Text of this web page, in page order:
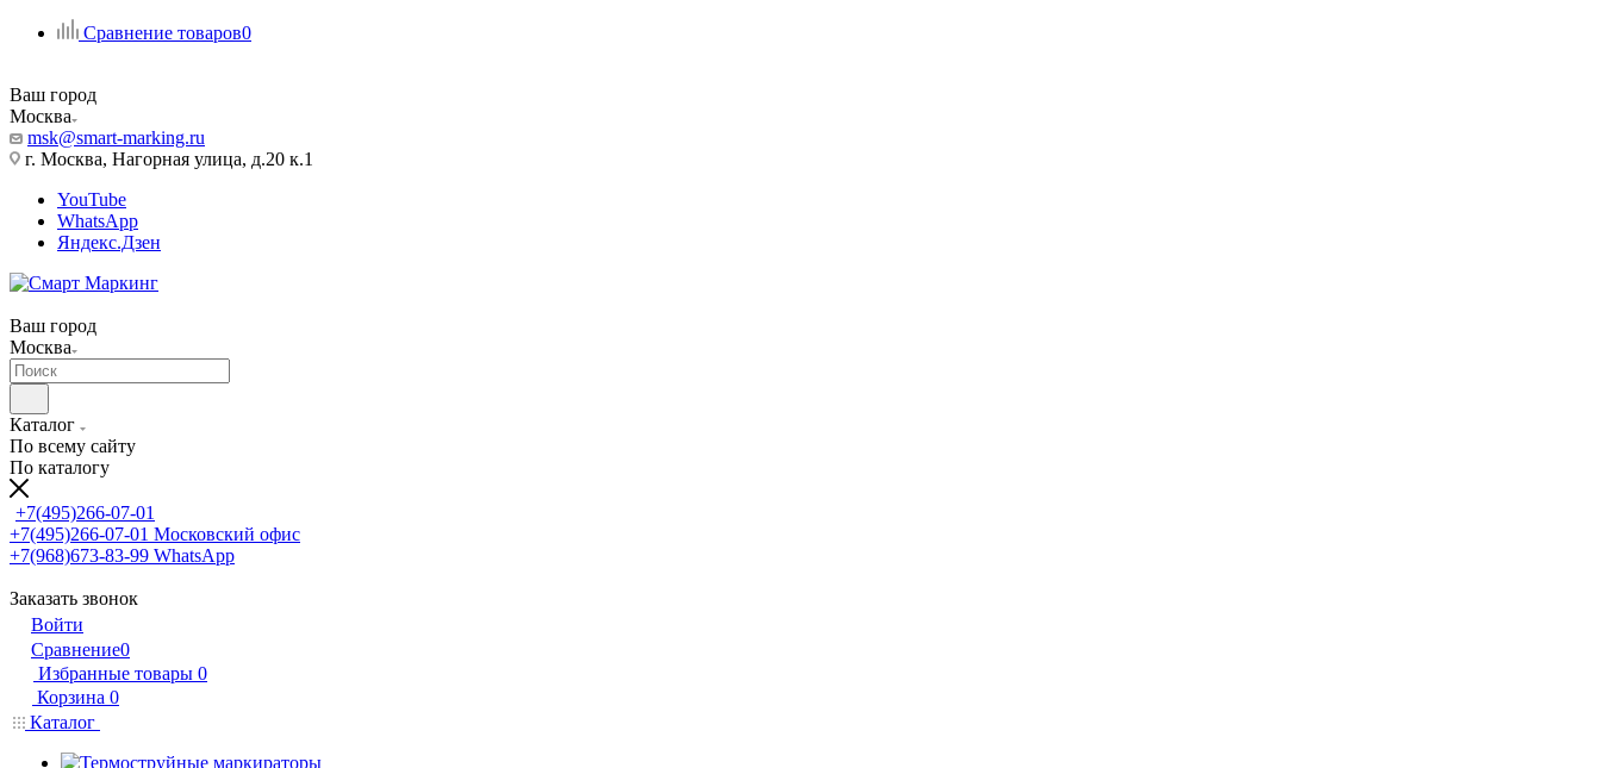
Сравнение товаров0
Ваш город
Москва
msk@smart-marking.ru
г. Москва, Нагорная улица, д.20 к.1
YouTube
WhatsApp
Яндекс.Дзен
Ваш город
Москва
Каталог
По всему сайту
По каталогу
+7(495)266-07-01
+7(495)266-07-01 Московский офис
+7(968)673-83-99 WhatsApp
Заказать звонок
Войти
Сравнение0
Избранные товары 0
Корзина 0
Каталог